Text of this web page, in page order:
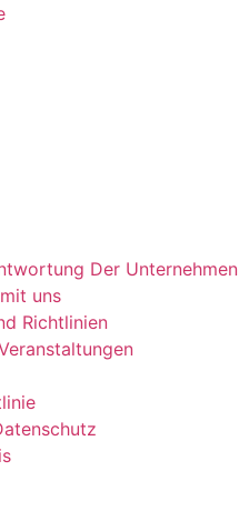
Der Unternehmen
uns
Richtlinien